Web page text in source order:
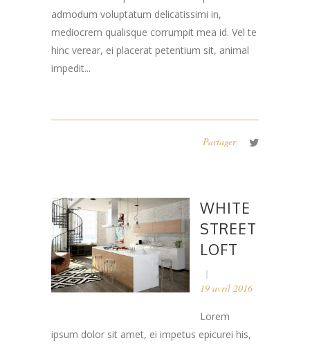
admodum voluptatum delicatissimi in,
mediocrem qualisque corrumpit mea id. Vel te
hinc verear, ei placerat petentium sit, animal
impedit...
Partager
WHITE
STREET
LOFT
19 avril 2016
Lorem
ipsum dolor sit amet, ei impetus epicurei his,